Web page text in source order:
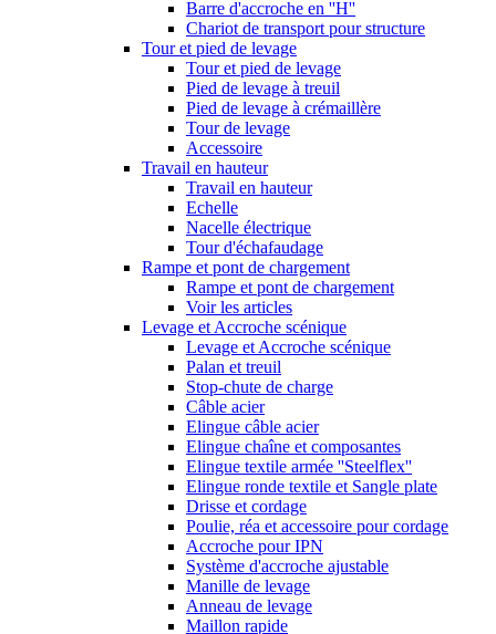
Barre d'accroche en ''H''
Chariot de transport pour structure
Tour et pied de levage
Tour et pied de levage
Pied de levage à treuil
Pied de levage à crémaillère
Tour de levage
Accessoire
Travail en hauteur
Travail en hauteur
Echelle
Nacelle électrique
Tour d'échafaudage
Rampe et pont de chargement
Rampe et pont de chargement
Voir les articles
Levage et Accroche scénique
Levage et Accroche scénique
Palan et treuil
Stop-chute de charge
Câble acier
Elingue câble acier
Elingue chaîne et composantes
Elingue textile armée ''Steelflex''
Elingue ronde textile et Sangle plate
Drisse et cordage
Poulie, réa et accessoire pour cordage
Accroche pour IPN
Système d'accroche ajustable
Manille de levage
Anneau de levage
Maillon rapide